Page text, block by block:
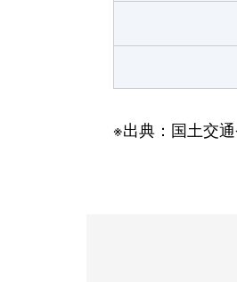
※出典：国土交